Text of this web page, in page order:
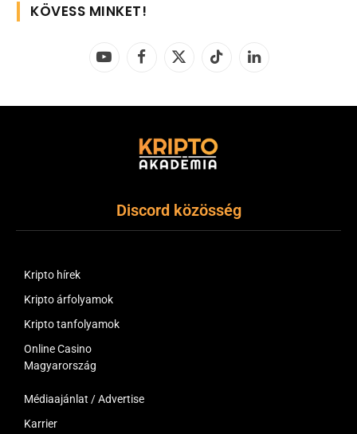
KÖVESS MINKET!
YouTubeFacebook
X
TikTok LinkedIn
Discord közösség
Kripto hírek
Kripto árfolyamok
Kripto tanfolyamok
Online Casino
Magyarország
Médiaajánlat / Advertise
Karrier